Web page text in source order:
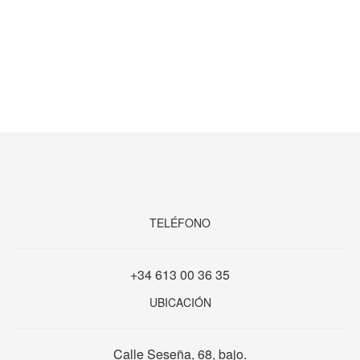
TELÉFONO
+34 613 00 36 35
UBICACIÓN
Calle Seseña, 68, bajo.